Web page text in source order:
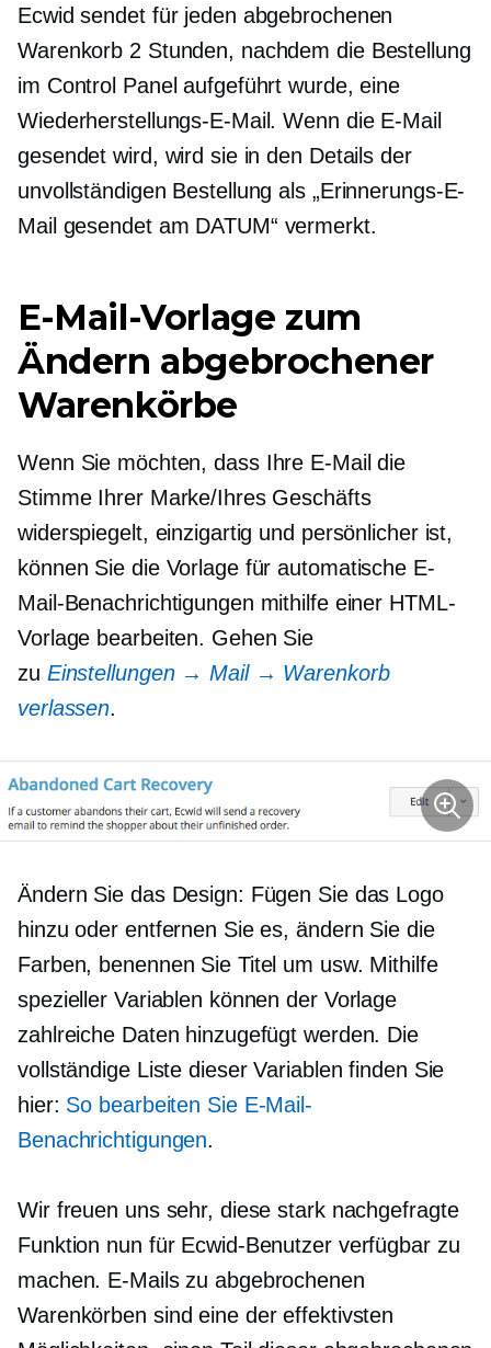
Ecwid sendet für jeden abgebrochenen
Warenkorb 2 Stunden, nachdem die Bestellung
im Control Panel aufgeführt wurde, eine
Wiederherstellungs-E-Mail. Wenn die E-Mail
gesendet wird, wird sie in den Details der
unvollständigen Bestellung als „Erinnerungs-E-
Mail gesendet am DATUM“ vermerkt.
E-Mail-Vorlage zum
Ändern abgebrochener
Warenkörbe
Wenn Sie möchten, dass Ihre E-Mail die
Stimme Ihrer Marke/Ihres Geschäfts
widerspiegelt, einzigartig und persönlicher ist,
können Sie die Vorlage für automatische E-
Mail-Benachrichtigungen mithilfe einer HTML-
Vorlage bearbeiten. Gehen Sie
zu Einstellungen → Mail → Warenkorb
verlassen.
Ändern Sie das Design: Fügen Sie das Logo
hinzu oder entfernen Sie es, ändern Sie die
Farben, benennen Sie Titel um usw. Mithilfe
spezieller Variablen können der Vorlage
zahlreiche Daten hinzugefügt werden. Die
vollständige Liste dieser Variablen finden Sie
hier: So bearbeiten Sie E-Mail-
Benachrichtigungen.
Wir freuen uns sehr, diese stark nachgefragte
Funktion nun für Ecwid-Benutzer verfügbar zu
machen. E-Mails zu abgebrochenen
Warenkörben sind eine der effektivsten